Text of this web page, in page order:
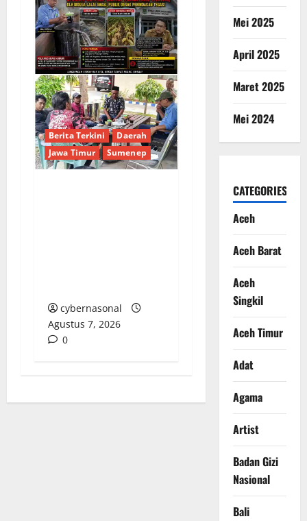
Berita Terkini
Daerah
Jawa Timur
Sumenep
cybernasonal
Agustus 7, 2026
0
Mei 2025
April 2025
Maret 2025
Mei 2024
CATEGORIES
Aceh
Aceh Barat
Aceh
Singkil
Aceh Timur
Adat
Agama
Artist
Badan Gizi
Nasional
Bali